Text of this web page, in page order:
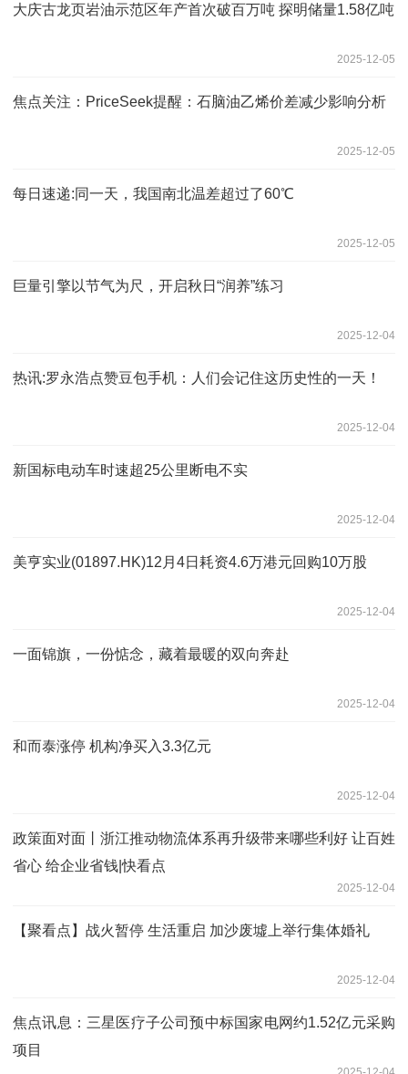
大庆古龙页岩油示范区年产首次破百万吨 探明储量1.58亿吨
2025-12-05
焦点关注：PriceSeek提醒：石脑油乙烯价差减少影响分析
2025-12-05
每日速递:同一天，我国南北温差超过了60℃
2025-12-05
巨量引擎以节气为尺，开启秋日“润养”练习
2025-12-04
热讯:罗永浩点赞豆包手机：人们会记住这历史性的一天！
2025-12-04
新国标电动车时速超25公里断电不实
2025-12-04
美亨实业(01897.HK)12月4日耗资4.6万港元回购10万股
2025-12-04
一面锦旗，一份惦念，藏着最暖的双向奔赴
2025-12-04
和而泰涨停 机构净买入3.3亿元
2025-12-04
政策面对面丨浙江推动物流体系再升级带来哪些利好 让百姓
省心 给企业省钱|快看点
2025-12-04
【聚看点】战火暂停 生活重启 加沙废墟上举行集体婚礼
2025-12-04
焦点讯息：三星医疗子公司预中标国家电网约1.52亿元采购
项目